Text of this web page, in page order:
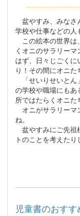
盆やすみ、みなさ
学校や仕事などの人
この絵本の世界は
くオニのサラリー
はず、日々じごく
り！その間にオニた
「せいりせいとん
の学校や職場にも
所ではたらくオニた
オニがサラリーマ
ね。
盆やすみにご先祖
トのことを考えたり
児童書のおすす